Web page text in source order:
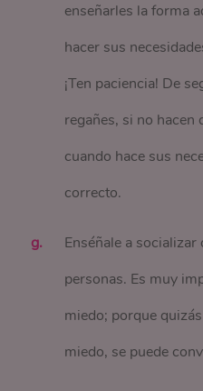
enseñarles la forma
hacer sus
¡Ten paciencia! De
regañes, si no hacen
cuando hace sus
correcto.
Enséñale a
personas. Es muy
miedo; porque
miedo, se puede